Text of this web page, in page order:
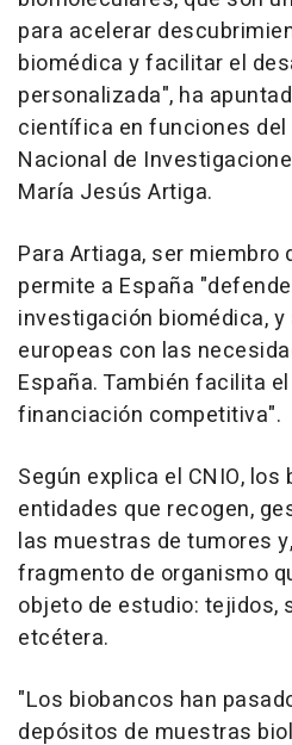
para acelerar
biomédica y facilitar el
personalizada", ha
científica en funciones del
Nacional de
María Jesús Artiga.
Para Artiaga, ser miembro
permite a España
investigación biomédica,
europeas con las
España. También facilita
financiación competitiva".
Según explica el CNIO,
entidades que recogen,
las muestras de tumores
fragmento de organismo
objeto de estudio: tejidos,
etcétera.
"Los biobancos han
depósitos de muestras